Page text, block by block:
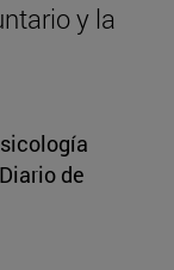
y la
de